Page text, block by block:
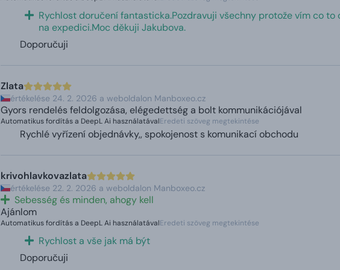
Rychlost doručení fantasticka.Pozdravuji všechny protože vím co to
na expedici.Moc děkuji Jakubova.
Doporučuji
Zlata
értékelése 24. 2. 2026 a weboldalon Manboxeo.cz
Gyors rendelés feldolgozása, elégedettség a bolt kommunikációjával
Automatikus fordítás a DeepL Ai használatávalEredeti szöveg megtekintése
Rychlé vyřízení objednávky,, spokojenost s komunikací obchodu
krivohlavkovazlata
értékelése 22. 2. 2026 a weboldalon Manboxeo.cz
Sebesség és minden, ahogy kell
Ajánlom
Automatikus fordítás a DeepL Ai használatávalEredeti szöveg megtekintése
Rychlost a vše jak má být
Doporučuji